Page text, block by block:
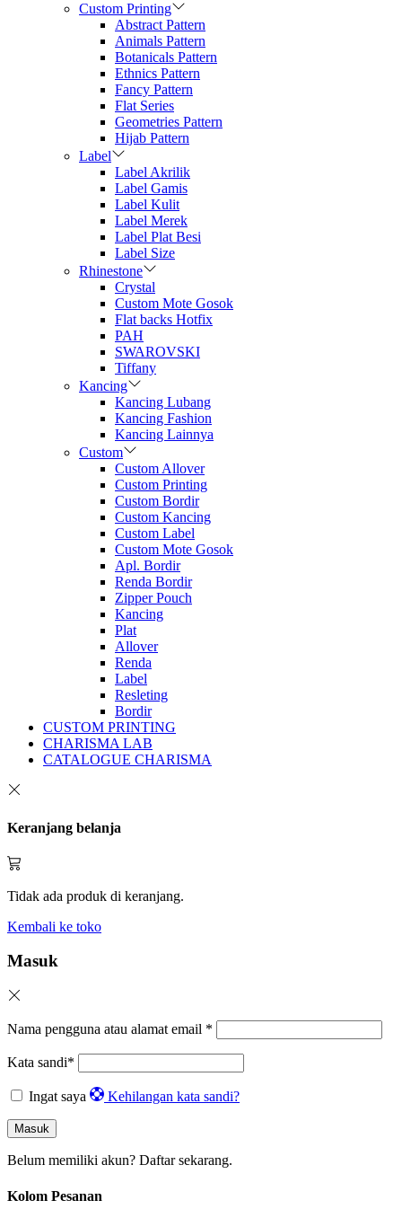
Custom Printing
Abstract Pattern
Animals Pattern
Botanicals Pattern
Ethnics Pattern
Fancy Pattern
Flat Series
Geometries Pattern
Hijab Pattern
Label
Label Akrilik
Label Gamis
Label Kulit
Label Merek
Label Plat Besi
Label Size
Rhinestone
Crystal
Custom Mote Gosok
Flat backs Hotfix
PAH
SWAROVSKI
Tiffany
Kancing
Kancing Lubang
Kancing Fashion
Kancing Lainnya
Custom
Custom Allover
Custom Printing
Custom Bordir
Custom Kancing
Custom Label
Custom Mote Gosok
Apl. Bordir
Renda Bordir
Zipper Pouch
Kancing
Plat
Allover
Renda
Label
Resleting
Bordir
CUSTOM PRINTING
CHARISMA LAB
CATALOGUE CHARISMA
Keranjang belanja
Tidak ada produk di keranjang.
Kembali ke toko
Masuk
Nama pengguna atau alamat email *
Kata sandi*
Ingat saya Kehilangan kata sandi?
Masuk
Belum memiliki akun? Daftar sekarang.
Kolom Pesanan